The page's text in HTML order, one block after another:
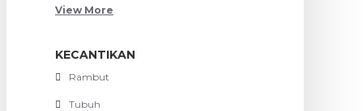
View More
KECANTIKAN
Rambut
Tubuh